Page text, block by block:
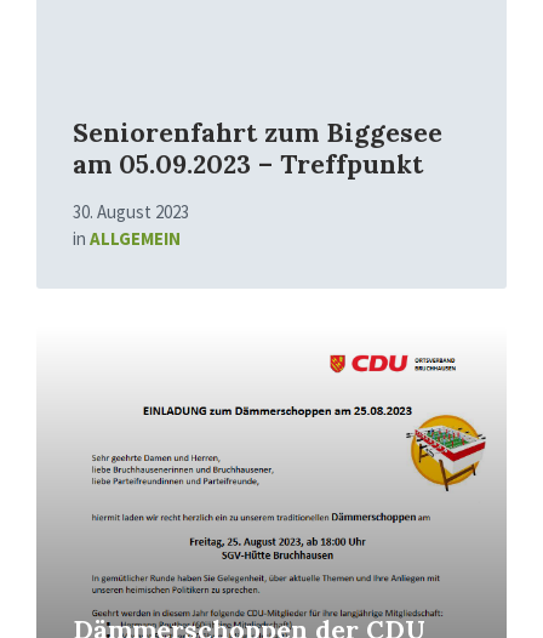
Seniorenfahrt zum Biggesee
am 05.09.2023 – Treffpunkt
30. August 2023
in ALLGEMEIN
Dämmerschoppen der CDU